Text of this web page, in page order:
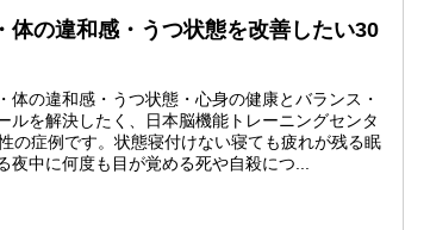
体の違和感・うつ状態を改善したい30
体の違和感・うつ状態・心身の健康とバランス・
ルを解決したく、日本脳機能トレーニングセンタ
の症例です。状態寝付けない寝ても疲れが残る眠
夜中に何度も目が覚める死や自殺につ...